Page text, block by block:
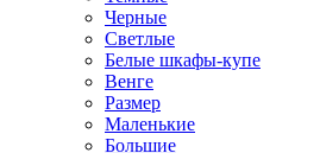
Черные
Светлые
Белые шкафы-купе
Венге
Размер
Маленькие
Большие